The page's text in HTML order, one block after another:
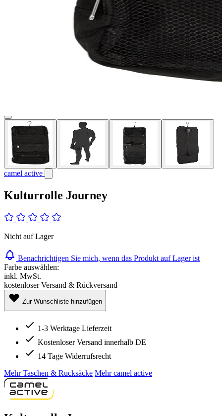
camel active
Kulturrolle Journey
Nicht auf Lager
Benachrichtigen Sie mich, wenn das Produkt auf Lager ist
Farbe auswählen:
inkl. MwSt.
kostenloser Versand & Rückversand
Zur Wunschliste hinzufügen
1-3 Werktage Lieferzeit
Kostenloser Versand innerhalb DE
14 Tage Widerrufsrecht
Mehr Taschen & Rucksäcke Mehr camel active